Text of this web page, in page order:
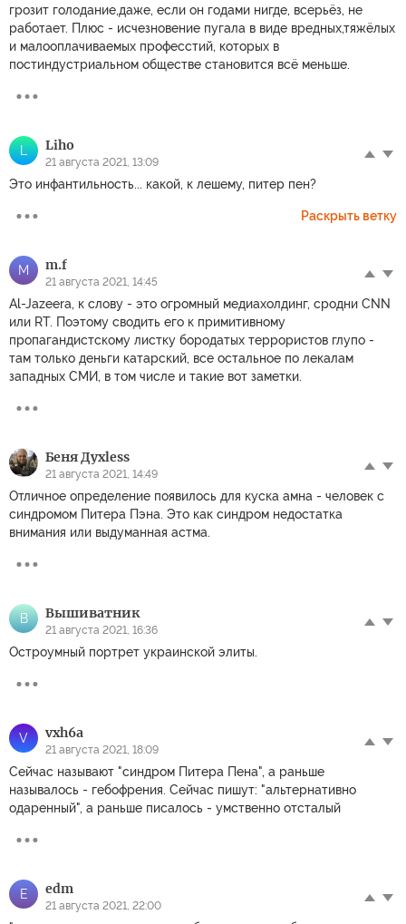
грозит голодание,даже, если он годами нигде, всерьёз, не
работает. Плюс - исчезновение пугала в виде вредных,тяжёлых
и малооплачиваемых професстий, которых в
постиндустриальном обществе становится всё меньше.
L Liho
21 августа 2021, 13:09
Это инфантильность... какой, к лешему, питер пен?
Раскрыть ветку
M m.f
21 августа 2021, 14:45
Al-Jazeera, к слову - это огромный медиахолдинг, сродни СNN
или RT. Поэтому сводить его к примитивному
пропагандистскому листку бородатых террористов глупо -
там только деньги катарский, все остальное по лекалам
западных СМИ, в том числе и такие вот заметки.
Беня Духless
21 августа 2021, 14:49
Отличное определение появилось для куска амна - человек с
синдромом Питера Пэна. Это как синдром недостатка
внимания или выдуманная астма.
В Вышиватник
21 августа 2021, 16:36
Остроумный портрет украинской элиты.
V vxh6a
21 августа 2021, 18:09
Сейчас называют "синдром Питера Пена", а раньше
называлось - гебофрения. Сейчас пишут: "альтернативно
одаренный", а раньше писалось - умственно отсталый
E edm
21 августа 2021, 22:00